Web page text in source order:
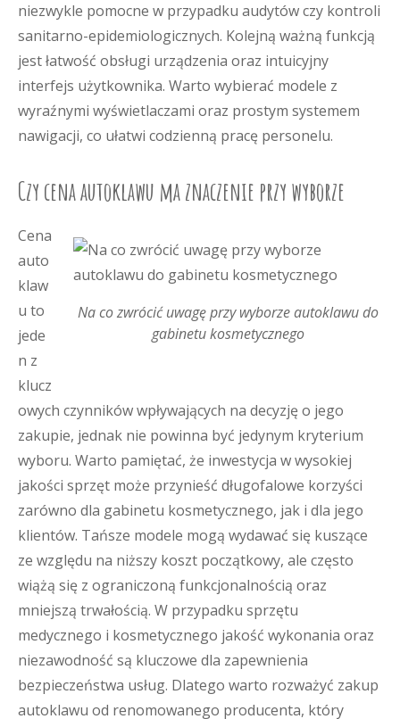
niezwykle pomocne w przypadku audytów czy kontroli
sanitarno-epidemiologicznych. Kolejną ważną funkcją
jest łatwość obsługi urządzenia oraz intuicyjny
interfejs użytkownika. Warto wybierać modele z
wyraźnymi wyświetlaczami oraz prostym systemem
nawigacji, co ułatwi codzienną pracę personelu.
Czy cena autoklawu ma znaczenie przy wyborze
Na co zwrócić uwagę przy wyborze autoklawu do
gabinetu kosmetycznego
Cena
auto
klaw
u to
jede
n z
klucz
owych czynników wpływających na decyzję o jego
zakupie, jednak nie powinna być jedynym kryterium
wyboru. Warto pamiętać, że inwestycja w wysokiej
jakości sprzęt może przynieść długofalowe korzyści
zarówno dla gabinetu kosmetycznego, jak i dla jego
klientów. Tańsze modele mogą wydawać się kuszące
ze względu na niższy koszt początkowy, ale często
wiążą się z ograniczoną funkcjonalnością oraz
mniejszą trwałością. W przypadku sprzętu
medycznego i kosmetycznego jakość wykonania oraz
niezawodność są kluczowe dla zapewnienia
bezpieczeństwa usług. Dlatego warto rozważyć zakup
autoklawu od renomowanego producenta, który